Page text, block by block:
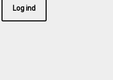
Log ind